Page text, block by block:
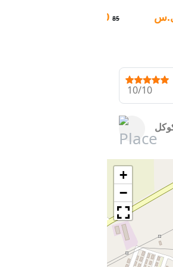
85
80
10/10
+
−